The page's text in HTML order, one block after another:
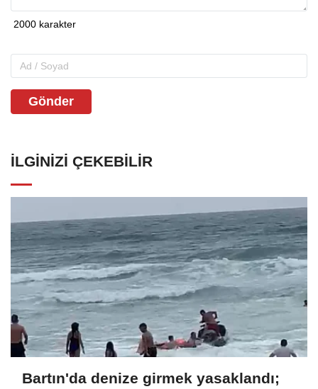
Gönder
İLGINIZI ÇEKEBILIR
Bartın'da denize girmek yasaklandı;